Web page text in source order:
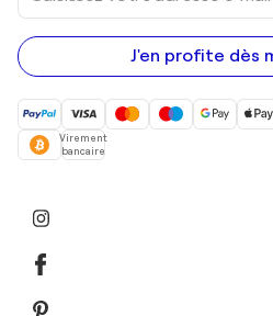
adresse
e-
mail
J'en profite dès
Virement
bancaire